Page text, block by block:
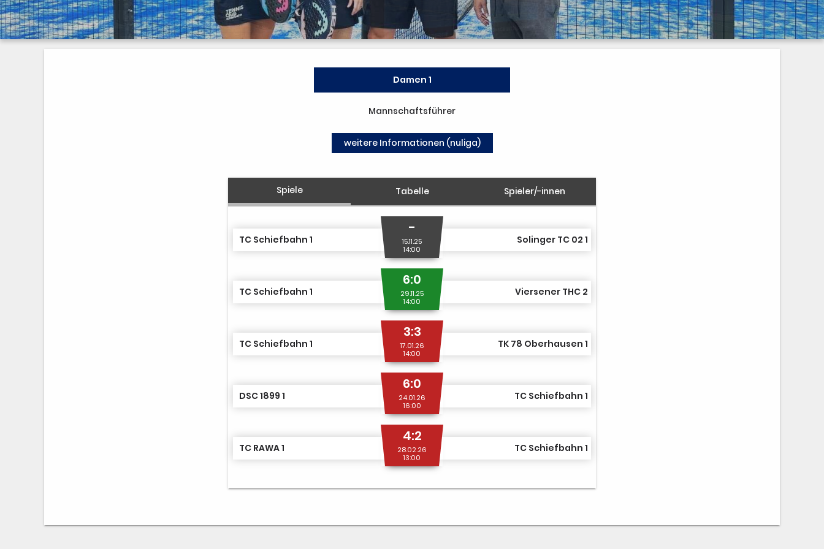
Damen 1
Mannschaftsführer
weitere Informationen (nuliga)
Spiele Tabelle Spieler/-innen
TC Schiefbahn 1
-
15.11.25
14:00
Solinger TC 02 1
TC Schiefbahn 1
6:0
29.11.25
14:00
Viersener THC 2
TC Schiefbahn 1
3:3
17.01.26
14:00
TK 78 Oberhausen 1
DSC 1899 1
6:0
24.01.26
16:00
TC Schiefbahn 1
TC RAWA 1
4:2
28.02.26
13:00
TC Schiefbahn 1